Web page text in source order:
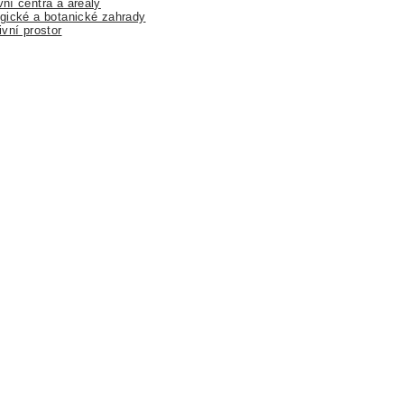
centra a areály
a botanické zahrady
prostor